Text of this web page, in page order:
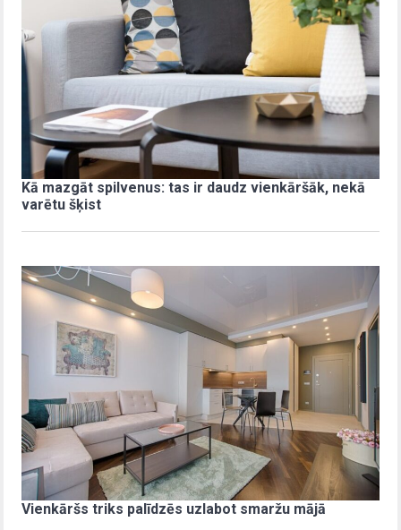
Kā mazgāt spilvenus: tas ir daudz vienkāršāk, nekā
varētu šķist
Vienkāršs triks palīdzēs uzlabot smaržu mājā